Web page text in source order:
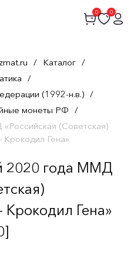
0 0
/ Каталог /
/
(1992-н.в.) /
монеты РФ /
(Советская)
Крокодил Гена»
2020 года ММД
Крокодил Гена»